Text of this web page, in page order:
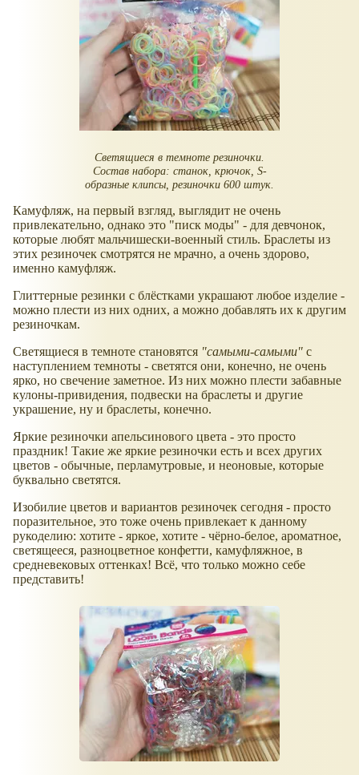
Светящиеся в темноте резиночки.
Состав набора: станок, крючок, S-
образные клипсы, резиночки 600 штук.
Камуфляж, на первый взгляд, выглядит не очень
привлекательно, однако это "писк моды" - для девчонок,
которые любят мальчишески-военный стиль. Браслеты из
этих резиночек смотрятся не мрачно, а очень здорово,
именно камуфляж.
Глиттерные резинки с блёстками украшают любое изделие -
можно плести из них одних, а можно добавлять их к другим
резиночкам.
Светящиеся в темноте становятся "самыми-самыми" с
наступлением темноты - светятся они, конечно, не очень
ярко, но свечение заметное. Из них можно плести забавные
кулоны-привидения, подвески на браслеты и другие
украшение, ну и браслеты, конечно.
Яркие резиночки апельсинового цвета - это просто
праздник! Такие же яркие резиночки есть и всех других
цветов - обычные, перламутровые, и неоновые, которые
буквально светятся.
Изобилие цветов и вариантов резиночек сегодня - просто
поразительное, это тоже очень привлекает к данному
рукоделию: хотите - яркое, хотите - чёрно-белое, ароматное,
светящееся, разноцветное конфетти, камуфляжное, в
средневековых оттенках! Всё, что только можно себе
представить!